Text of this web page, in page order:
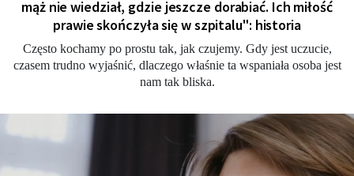
mąż nie wiedział, gdzie jeszcze dorabiać. Ich miłość
prawie skończyła się w szpitalu": historia
Często kochamy po prostu tak, jak czujemy. Gdy jest uczucie,
czasem trudno wyjaśnić, dlaczego właśnie ta wspaniała osoba jest
nam tak bliska.